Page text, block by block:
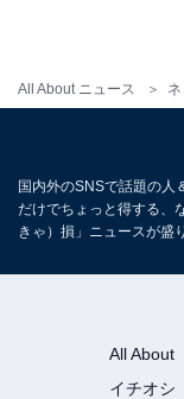
All About ニュース
国内外のSNSで話題の人
だけでちょっと得する、
きゃ）損」ニュースが盛
All About
イチオシ